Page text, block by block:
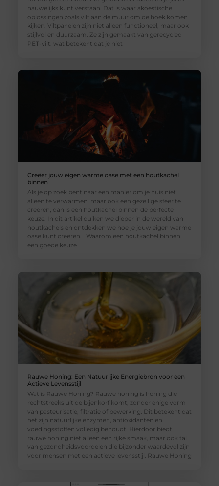
nauwelijks kunt verstaan. Dat is waar akoestische
oplossingen zoals vilt aan de muur om de hoek komen
kijken. Viltpanelen zijn niet alleen functioneel, maar ook
stijlvol en duurzaam. Ze zijn gemaakt van gerecycled
PET-vilt, wat betekent dat je niet
Creëer jouw eigen warme oase met een houtkachel
binnen
Als je op zoek bent naar een manier om je huis niet
alleen te verwarmen, maar ook een gezellige sfeer te
creëren, dan is een houtkachel binnen de perfecte
keuze. In dit artikel duiken we dieper in de wereld van
houtkachels en ontdekken we hoe je jouw eigen warme
oase kunt creëren. Waarom een houtkachel binnen
een goede keuze
Rauwe Honing: Een Natuurlijke Energiebron voor een
Actieve Levensstijl
Wat is Rauwe Honing? Rauwe honing is honing die
rechtstreeks uit de bijenkorf komt, zonder enige vorm
van pasteurisatie, filtratie of bewerking. Dit betekent dat
het zijn natuurlijke enzymen, antioxidanten en
voedingsstoffen volledig behoudt. Hierdoor biedt
rauwe honing niet alleen een rijke smaak, maar ook tal
van gezondheidsvoordelen die bijzonder waardevol zijn
voor mensen met een actieve levensstijl. Rauwe Honing